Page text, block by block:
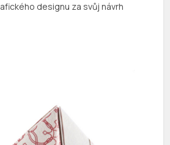
designu za svůj návrh